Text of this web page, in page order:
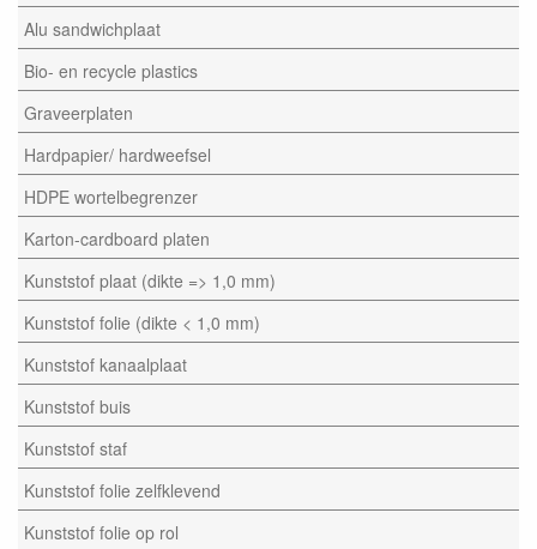
Alu sandwichplaat
Bio- en recycle plastics
Graveerplaten
Hardpapier/ hardweefsel
HDPE wortelbegrenzer
Karton-cardboard platen
Kunststof plaat (dikte => 1,0 mm)
Kunststof folie (dikte < 1,0 mm)
Kunststof kanaalplaat
Kunststof buis
Kunststof staf
Kunststof folie zelfklevend
Kunststof folie op rol